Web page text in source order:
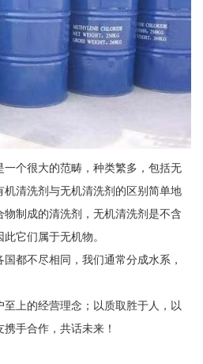
个很大的范畴，种类繁多，包括无
清洗剂与无机清洗剂的区别简单地
制成的清洗剂，无机清洗剂是不含
它们属于无机物。
都不尽相同，我们通常分成水系，
上的经营理念；以质取胜于人，以
手合作，共话未来！